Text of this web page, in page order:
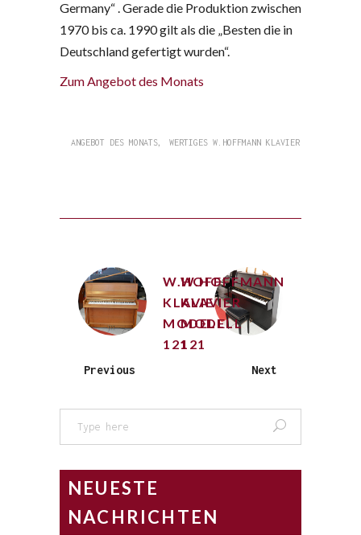
Germany“ . Gerade die Produktion zwischen
1970 bis ca. 1990 gilt als die „Besten die in
Deutschland gefertigt wurden“.
Zum Angebot des Monats
ANGEBOT DES MONATS, WERTIGES W.HOFFMANN KLAVIER
W.HOFFMANN
KLAVIER
MODELL
121
Previous
W.HOFFMANN
KLAVIER
MODELL
121
Next
NEUESTE
NACHRICHTEN